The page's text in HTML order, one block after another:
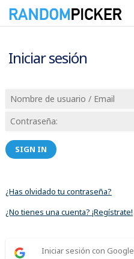
Iniciar sesión
SIGN IN
¿Has olvidado tu contraseña?
¿No tienes una cuenta? ¡Regístrate!
Iniciar sesión con Google